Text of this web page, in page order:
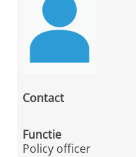
Contact
Functie
Policy officer